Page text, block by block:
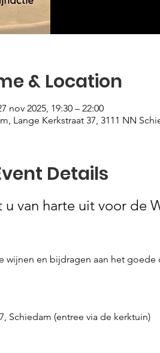
& Location
nov 2025, 19:30 – 22:00
Lange Kerkstraat 37, 3111 NN
Details
van harte uit voor de
wijnen en bijdragen aan het
Schiedam (entree via de kerktuin)